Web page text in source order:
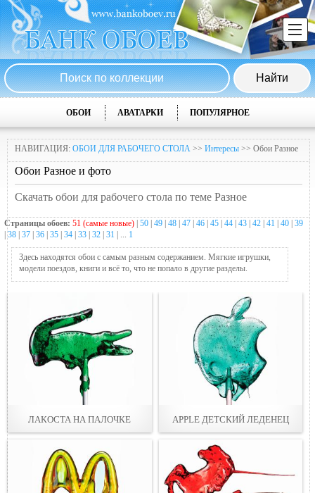
ОБОИ АВАТАРКИ ПОПУЛЯРНОЕ
НАВИГАЦИЯ: ОБОИ ДЛЯ РАБОЧЕГО СТОЛА >> Интересы >> Обои Разное
Обои Разное и фото
Скачать обои для рабочего стола по теме Разное
Страницы обоев: 51 (самые новые) 50 49 48 47 46 45 44 43 42 41 40 39
|38 37 36 35 34 33 32 31 | ... 1
Здесь находятся обои с самым разным содержанием. Мягкие игрушки,
модели поездов, книги и всё то, что не попало в другие разделы.
ЛАКОСТА НА ПАЛОЧКЕ APPLE ДЕТСКИЙ ЛЕДЕНЕЦ